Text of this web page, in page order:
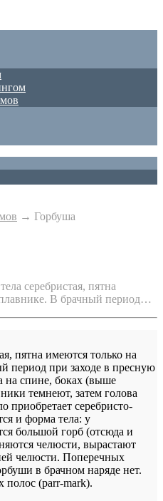
→ Горбуша
серебристая, пятна
В брачный период…
пятна имеются только на
период при заходе в пресную
на спине, боках (выше
темнеют, затем голова
приобретает серебристо-
и форма тела: у
большой горб (отсюда и
челюсти, вырастают
челюсти. Поперечных
в брачном наряде нет.
полос (parr-mark).